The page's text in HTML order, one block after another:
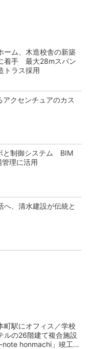
ーム、木造校舎の新築
着手 最大28mスパン
トラス採用
クセンチュアのカス
と制御システム BIM
管理に活用
へ、清水建設が伝統と
町駅にオフィス／学校
ルの26階建て複合施設
note honmachi」竣工、